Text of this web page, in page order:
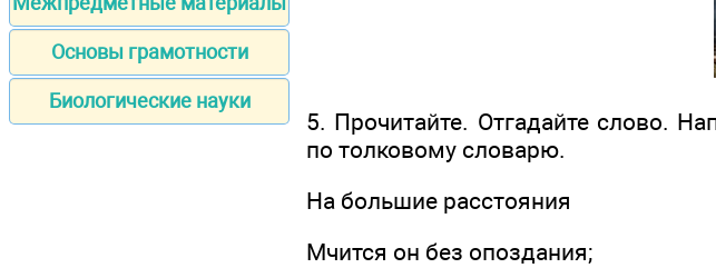
Основы грамотности
Биологические науки
5. Прочитайте. Отгадайте слово.
по толковому словарю.
На большие расстояния
Мчится он без опоздания;